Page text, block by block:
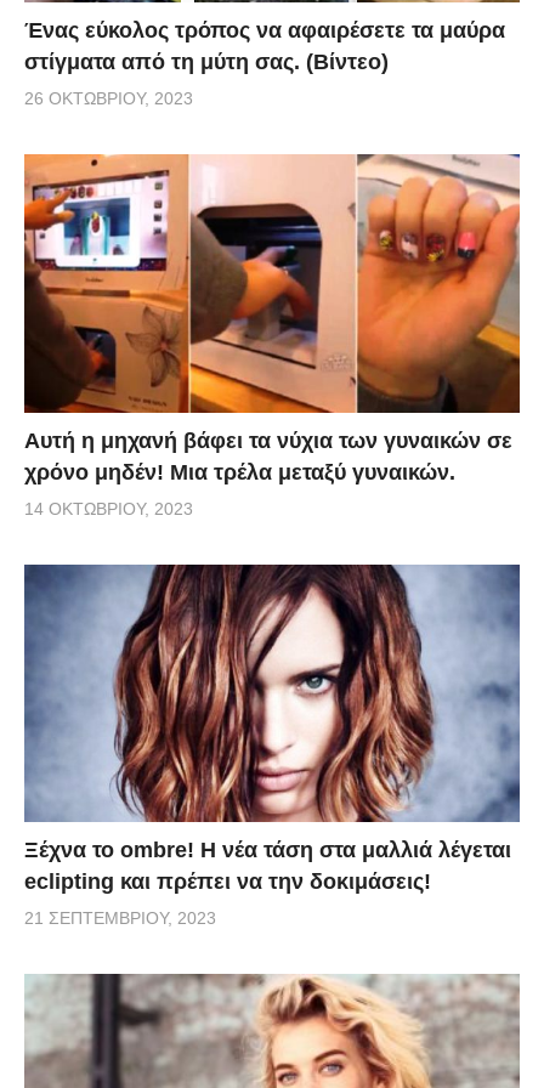
γυναίκες σε αραβικές χώρες δαπανούν πολλά
χρήματα σε μαύρο eyeliner για να τα τονίζουν στον
υπερθετικό βαθμό- ειδικά σε χώρες όπου φαίνονται
Ένας εύκολος τρόπος να αφαιρέσετε τα μαύρα
στίγματα από τη μύτη σας. (Βίντεο)
26 ΟΚΤΩΒΡΊΟΥ, 2023
Αυτή η μηχανή βάφει τα νύχια των γυναικών σε
χρόνο μηδέν! Μια τρέλα μεταξύ γυναικών.
14 ΟΚΤΩΒΡΊΟΥ, 2023
Ξέχνα το ombre! Η νέα τάση στα μαλλιά λέγεται
eclipting και πρέπει να την δοκιμάσεις!
21 ΣΕΠΤΕΜΒΡΊΟΥ, 2023